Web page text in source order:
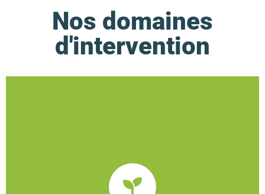
Nos domaines
d'intervention
paysager, l’association BASE propose et réalise
des interventions à la demande des entreprises et